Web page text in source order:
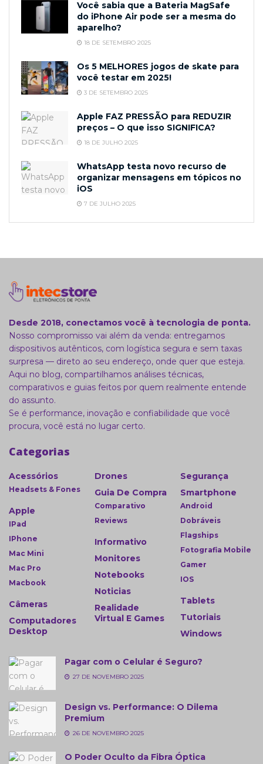
Você sabia que a Bateria MagSafe
do iPhone Air pode ser a mesma do
aparelho?
18 DE SETEMBRO 2025
Os 5 MELHORES jogos de skate para
você testar em 2025!
3 DE SETEMBRO 2025
Apple FAZ PRESSÃO para REDUZIR
preços – O que isso SIGNIFICA?
18 DE JULHO 2025
WhatsApp testa novo recurso de
organizar mensagens em tópicos no
iOS
7 DE JULHO 2025
Desde 2018, conectamos você à tecnologia de ponta.
Nosso compromisso vai além da venda: entregamos
dispositivos autênticos, com logística segura e sem taxas
surpresa — direto ao seu endereço, onde quer que esteja.
Aqui no blog, compartilhamos análises técnicas,
comparativos e guias feitos por quem realmente entende
do assunto.
Se é performance, inovação e confiabilidade que você
procura, você está no lugar certo.
Categorias
Acessórios
Headsets & Fones
Apple
IPad
IPhone
Mac Mini
Mac Pro
Macbook
Câmeras
Computadores
Desktop
Drones
Guia De Compra
Comparativo
Reviews
Informativo
Monitores
Notebooks
Noticias
Realidade
Virtual E Games
Segurança
Smartphone
Android
Dobráveis
Flagships
Fotografia Mobile
Gamer
IOS
Tablets
Tutoriais
Windows
Pagar com o Celular é Seguro?
27 DE NOVEMBRO 2025
Design vs. Performance: O Dilema
Premium
26 DE NOVEMBRO 2025
O Poder Oculto da Fibra Óptica